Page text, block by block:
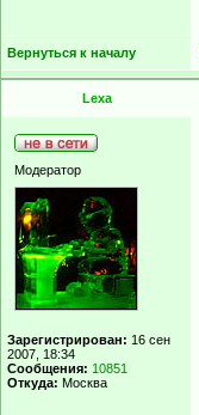
Вернуться к началу
Lexa
Модератор
Зарегистрирован: 16 сен
2007, 18:34
Сообщения: 10851
Откуда: Москва